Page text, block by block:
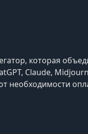
которая
Claude,
необходимости
через браузер или